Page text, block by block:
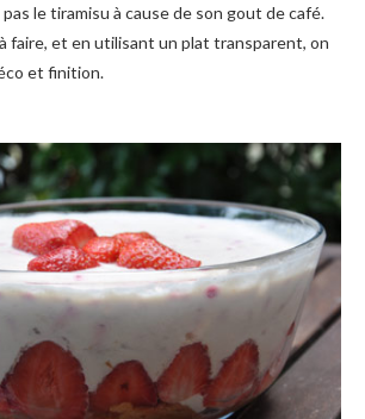
le tiramisu à cause de son gout de café.
faire, et en utilisant un plat transparent, on
et finition.